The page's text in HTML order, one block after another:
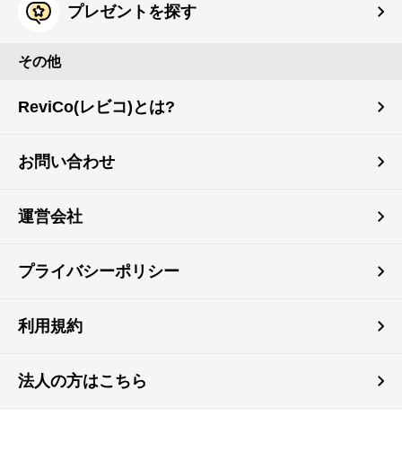
プレゼントを探す
その他
ReviCo(レビコ)とは?
お問い合わせ
運営会社
プライバシーポリシー
利用規約
法人の方はこちら